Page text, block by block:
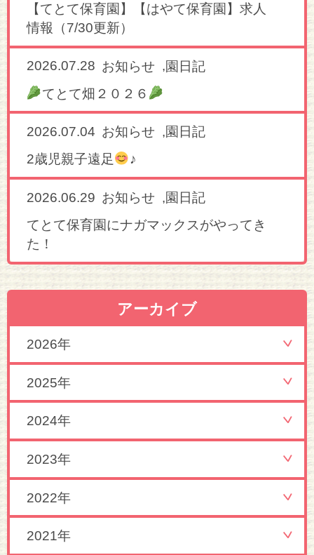
【てとて保育園】【はやて保育園】求人
情報（7/30更新）
2026.07.28 お知らせ ,園日記
てとて畑２０２６
2026.07.04 お知らせ ,園日記
2歳児親子遠足
♪
2026.06.29 お知らせ ,園日記
てとて保育園にナガマックスがやってき
た！
アーカイブ
2026年
2025年
2024年
2023年
2022年
2021年